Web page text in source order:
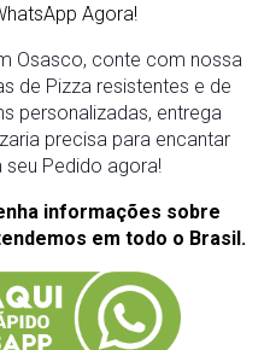
Agora!
Osasco, conte com nossa
de Pizza resistentes e de
personalizadas, entrega
precisa para encantar
Pedido agora!
informações sobre
em todo o Brasil.